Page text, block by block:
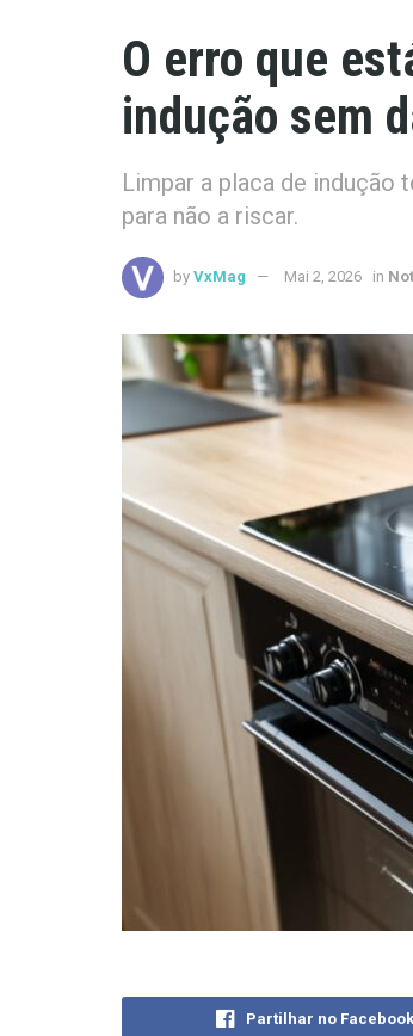
O erro que
indução sem
Limpar a placa de indução
para não a riscar.
by VxMag Mai 2, 2026 in
Partilhar no Facebook